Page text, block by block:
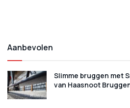
Aanbevolen
Slimme bruggen met
van Haasnoot